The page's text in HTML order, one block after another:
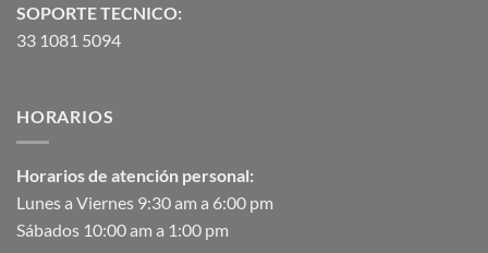
SOPORTE TECNICO:
33 1081 5094
HORARIOS
Horarios de atención personal:
Lunes a Viernes 9:30 am a 6:00 pm
Sábados 10:00 am a 1:00 pm